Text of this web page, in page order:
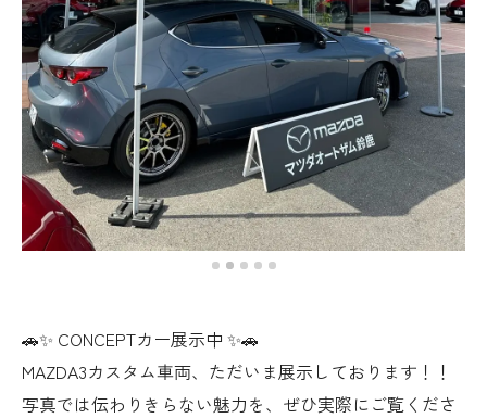
🚗✨ CONCEPTカー展示中 ✨🚗
MAZDA3カスタム車両、ただいま展示しております！！
写真では伝わりきらない魅力を、ぜひ実際にご覧くださ